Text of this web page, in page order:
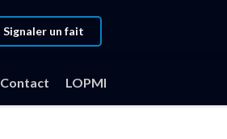
Signaler un fait
Contact LOPMI